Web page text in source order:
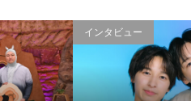
インタビュー